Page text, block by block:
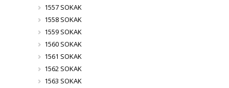
1557 SOKAK
1558 SOKAK
1559 SOKAK
1560 SOKAK
1561 SOKAK
1562 SOKAK
1563 SOKAK